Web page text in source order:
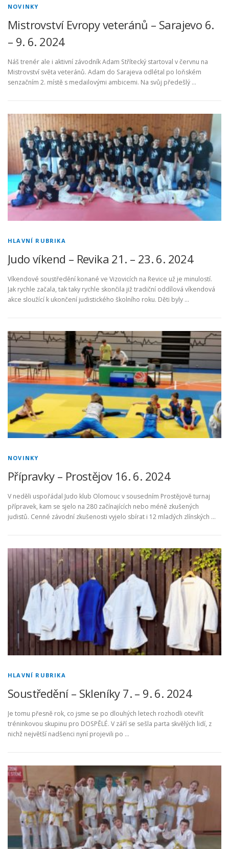
NOVINKY
Mistrovství Evropy veteránů – Sarajevo 6.
– 9. 6. 2024
Náš trenér ale i aktivní závodník Adam Střítecký startoval v červnu na
Mistrovství světa veteránů. Adam do Sarajeva odlétal po loňském
senzačním 2. místě s medailovými ambicemi. Na svůj předešlý …
HLAVNÍ RUBRIKA
Judo víkend – Revika 21. – 23. 6. 2024
Víkendové soustředění konané ve Vizovicích na Revice už je minulostí.
Jak rychle začala, tak taky rychle skončila již tradiční oddílová víkendová
akce sloužící k ukončení judistického školního roku. Děti byly …
NOVINKY
Přípravky – Prostějov 16. 6. 2024
V neděli uspořádal Judo klub Olomouc v sousedním Prostějově turnaj
přípravek, kam se sjelo na 280 začínajících nebo méně zkušených
judistů. Cenné závodní zkušenosti vyjelo sbírat i 12 mladých zlínských …
HLAVNÍ RUBRIKA
Soustředění – Skleníky 7. – 9. 6. 2024
Je tomu přesně rok, co jsme se po dlouhých letech rozhodli otevřít
tréninkovou skupinu pro DOSPĚLÉ. V září se sešla parta skvělých lidí, z
nichž největší nadšenci nyní projevili po …